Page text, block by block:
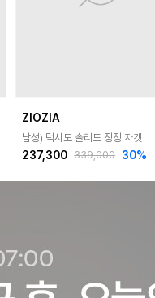
ZIOZIA
남성) 턱시도 솔리드 정장 자켓
237,300 339,000 30%